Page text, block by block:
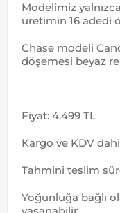
Modelimiz
üretimin 16 adedi
Chase modeli
döşemesi beyaz
Fiyat: 4.499 TL
Kargo ve KDV
Tahmini teslim
Yoğunluğa bağlı